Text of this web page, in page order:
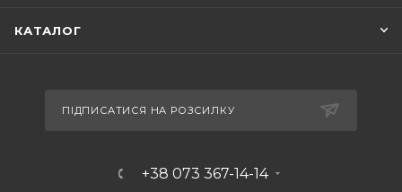
КАТАЛОГ
ПІДПИСАТИСЯ НА РОЗСИЛКУ
+38 073 367-14-14